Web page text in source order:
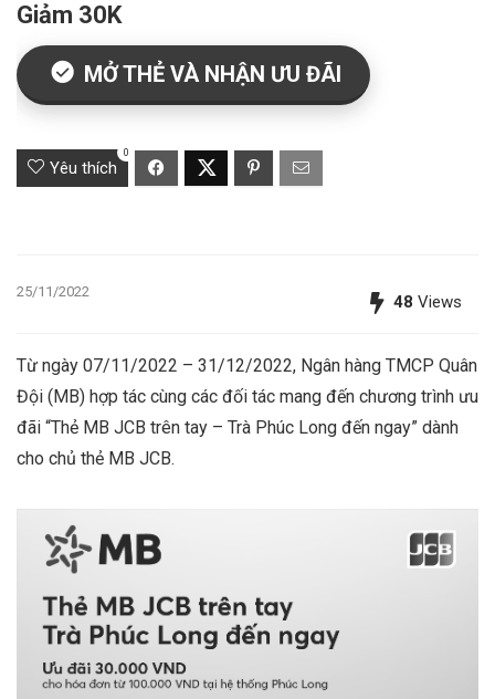
Giảm 30K
MỞ THẺ VÀ NHẬN ƯU ĐÃI
Yêu thích
0
25/11/2022
48 Views
Từ ngày 07/11/2022 – 31/12/2022, Ngân hàng TMCP Quân
Đội (MB) hợp tác cùng các đối tác mang đến chương trình ưu
đãi “Thẻ MB JCB trên tay – Trà Phúc Long đến ngay” dành
cho chủ thẻ MB JCB.